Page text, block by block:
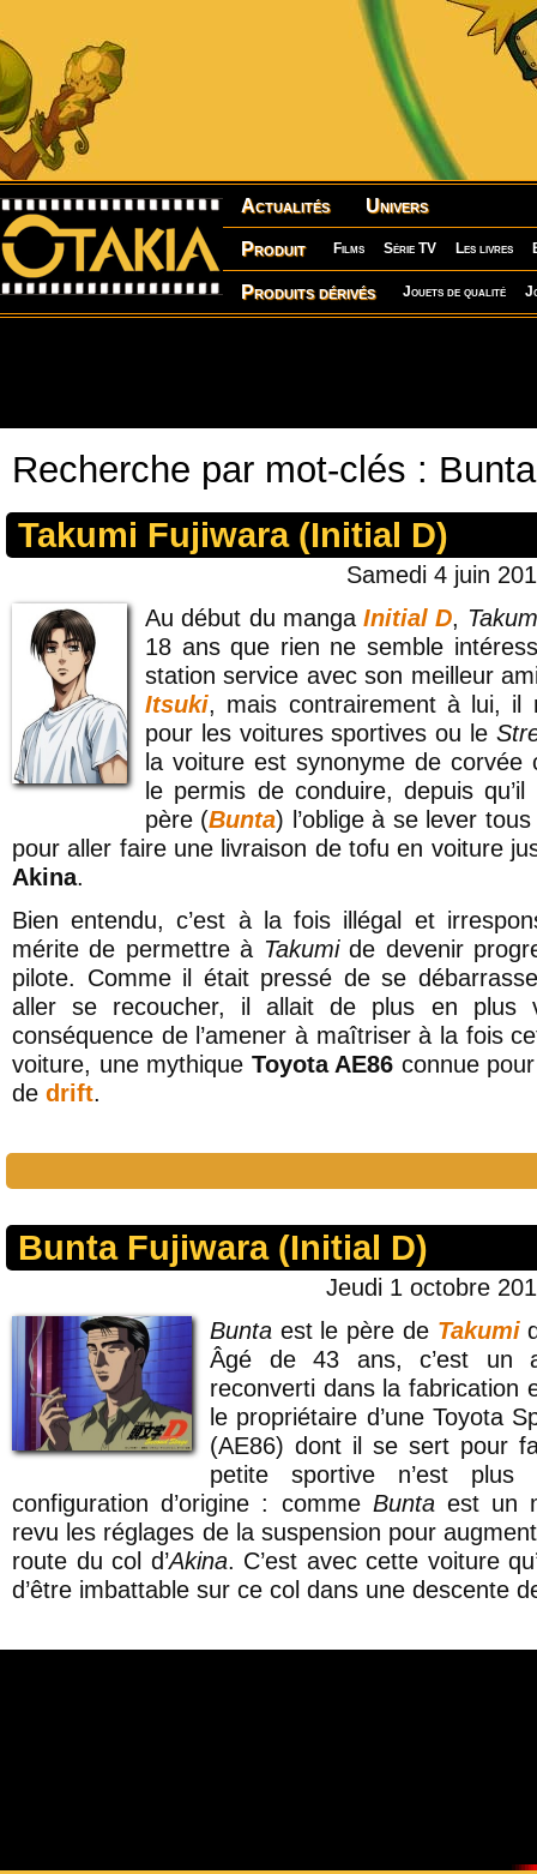
Actualités Univers
Produit Films Série TV Les livres
Produits dérivés Jouets de qualité
Recherche par mot-clés :
Takumi Fujiwara (Initial D)
Samedi 4 juin
Au début du mangaInitial D,
18 ans que rien ne semble
station service avec son meilleur
Itsuki, mais contrairement à lui, il
pour les voitures sportives ou le
la voiture est synonyme de corvée
le permis de conduire, depuis
père (Bunta) l’oblige à se lever
pour aller faire une livraison de tofu en voiture
Akina.
Bien entendu, c’est à la fois illégal et
mérite de permettre à Takumide devenir
pilote. Comme il était pressé de se
aller se recoucher, il allait de plus en
conséquence de l’amener à maîtriser à la fois
voiture, une mythique Toyota AE86 connue
de drift.
Bunta Fujiwara (Initial D)
Jeudi 1 octobre
Bunta est le père de Takumi
Âgé de 43 ans, c’est un
reconverti dans la fabrication
le propriétaire d’une Toyota
(AE86) dont il se sert pour
petite sportive n’est
configuration d’origine : comme Buntaest un
revu les réglages de la suspension pour
route du col d’Akina. C’est avec cette voiture
d’être imbattable sur ce col dans une descente